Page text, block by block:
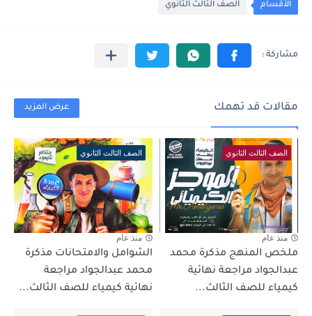
الأقسام الصف الثالث الثانوي
مقالات قد تهمك عرض المزيد
الصف الثالث الثانوي
منذ عام
ملخص المنهج مذكرة محمد
عبدالجواد مراجعة نهائية
كيمياء للصف الثالث...
الصف الثالث الثانوي
منذ عام
الشوامل والامتحانات مذكرة
محمد عبدالجواد مراجعة
نهائية كيمياء للصف الثالث...